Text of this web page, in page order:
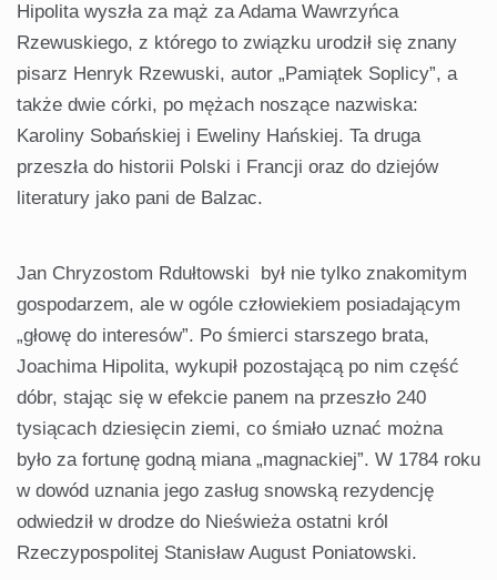
Hipolita wyszła za mąż za Adama Wawrzyńca
Rzewuskiego, z którego to związku urodził się znany
pisarz Henryk Rzewuski, autor „Pamiątek Soplicy”, a
także dwie córki, po mężach noszące nazwiska:
Karoliny Sobańskiej i Eweliny Hańskiej. Ta druga
przeszła do historii Polski i Francji oraz do dziejów
literatury jako pani de Balzac.
Jan Chryzostom Rdułtowski był nie tylko znakomitym
gospodarzem, ale w ogóle człowiekiem posiadającym
„głowę do interesów”. Po śmierci starszego brata,
Joachima Hipolita, wykupił pozostającą po nim część
dóbr, stając się w efekcie panem na przeszło 240
tysiącach dziesięcin ziemi, co śmiało uznać można
było za fortunę godną miana „magnackiej”. W 1784 roku
w dowód uznania jego zasług snowską rezydencję
odwiedził w drodze do Nieświeża ostatni król
Rzeczypospolitej Stanisław August Poniatowski.